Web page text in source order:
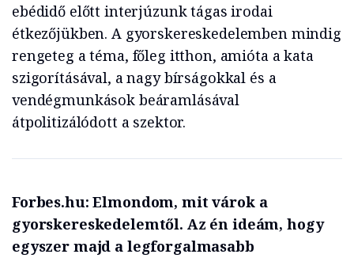
ebédidő előtt interjúzunk tágas irodai
étkezőjükben. A gyorskereskedelemben mindig
rengeteg a téma, főleg itthon, amióta a kata
szigorításával, a nagy bírságokkal és a
vendégmunkások beáramlásával
átpolitizálódott a szektor.
Forbes.hu: Elmondom, mit várok a
gyorskereskedelemtől. Az én ideám, hogy
egyszer majd a legforgalmasabb